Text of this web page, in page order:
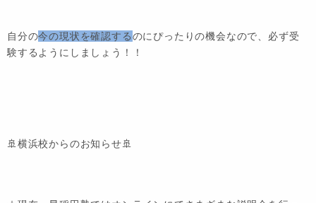
自分の今の現状を確認するのにぴったりの機会なので、必ず受
験するようにしましょう！！
🚢横浜校からのお知らせ🚢